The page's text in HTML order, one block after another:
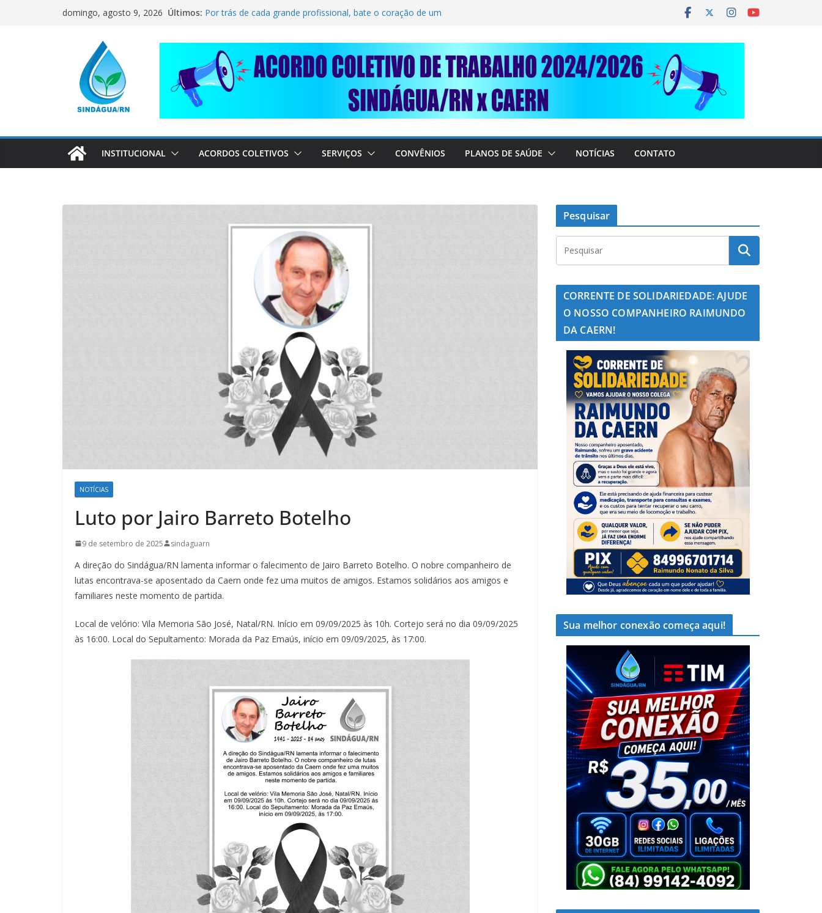
domingo, agosto 9, 2026 Últimos: CORRENTE DE SOLIDARIEDADE: AJUDE O NOSSO
pai dedicado
📢 ATENÇÃO, TRABALHADORES DO SINDÁGUA/RN! 📢
Sindágua/RN presente em importante debate com o Ministro
Luiz Marinho!
INSTITUCIONAL ACORDOS COLETIVOS SERVIÇOS CONVÊNIOS PLANOS DE SAÚDE NOTÍCIAS CONTATO
NOTÍCIAS
Luto por Jairo Barreto Botelho
9 de setembro de 2025 sindaguarn
A direção do Sindágua/RN lamenta informar o falecimento de Jairo Barreto Botelho. O nobre companheiro de
lutas encontrava-se aposentado da Caern onde fez uma muitos de amigos. Estamos solidários aos amigos e
familiares neste momento de partida.
Local de velório: Vila Memoria São José, Natal/RN. Início em 09/09/2025 às 10h. Cortejo será no dia 09/09/2025
às 16:00. Local do Sepultamento: Morada da Paz Emaús, início em 09/09/2025, às 17:00.
Pesquisar
CORRENTE DE SOLIDARIEDADE: AJUDE
O NOSSO COMPANHEIRO RAIMUNDO
DA CAERN!
Sua melhor conexão começa aqui!